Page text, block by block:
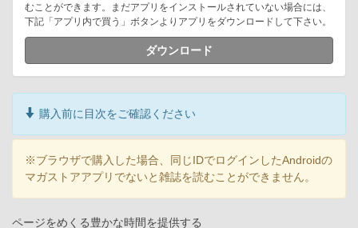
むことができます。まだアプリをインストールされていない場合には、
下記「アプリ内で買う」ボタンよりアプリをダウンロードして下さい。
ダウンロード
購入前に目次をご確認ください
※ブラウザで購入した場合、同じIDでログインしたAndroidの
マガストアアプリでないと雑誌を読むことができません。
ページをめくる豊かな時間を提供する